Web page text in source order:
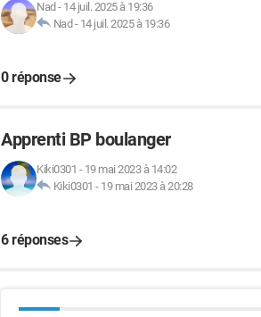
Nad - 14 juil. 2025 à 19:36
Nad - 14 juil. 2025 à 19:36
0 réponse
Apprenti BP boulanger
Kiki0301 - 19 mai 2023 à 14:02
Kiki0301 - 19 mai 2023 à 20:28
6 réponses